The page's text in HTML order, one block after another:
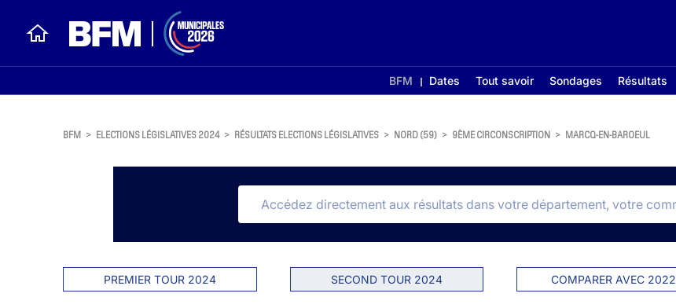
BFM Dates Tout savoir Sondages Résultats
BFM > ELECTIONS LÉGISLATIVES 2024 > RÉSULTATS ELECTIONS LÉGISLATIVES > NORD (59) > 9ÈME CIRCONSCRIPTION > MARCQ-EN-BAROEUL
PREMIER TOUR 2024 SECOND TOUR 2024 COMPARER AVEC 2022